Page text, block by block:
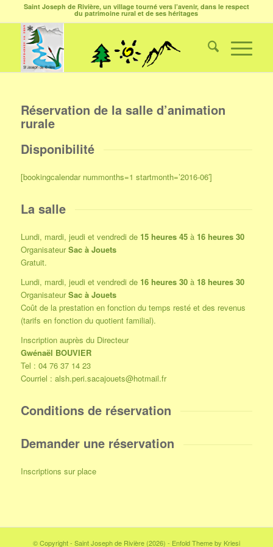
Saint Joseph de Rivière, un village tourné vers l’avenir, dans le respect
du patrimoine rural et de ses héritages
Réservation de la salle d’animation
rurale
Disponibilité
[bookingcalendar nummonths=1 startmonth=’2016-06′]
La salle
Lundi, mardi, jeudi et vendredi de 15 heures 45à 16 heures 30
OrganisateurSac à Jouets
Gratuit.
Lundi, mardi, jeudi et vendredi de 16 heures 30à 18 heures 30
OrganisateurSac à Jouets
Coût de la prestation en fonction du temps resté et des revenus
(tarifs en fonction du quotient familial).
Inscription auprès du Directeur
Gwénaël BOUVIER
Tel : 04 76 37 14 23
Courriel : alsh.peri.sacajouets@hotmail.fr
Conditions de réservation
Demander une réservation
Inscriptions sur place
© Copyright - Saint Joseph de Rivière (2026) - Enfold Theme by Kriesi